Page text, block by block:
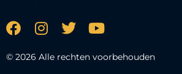
© 2026 Alle rechten voorbehouden